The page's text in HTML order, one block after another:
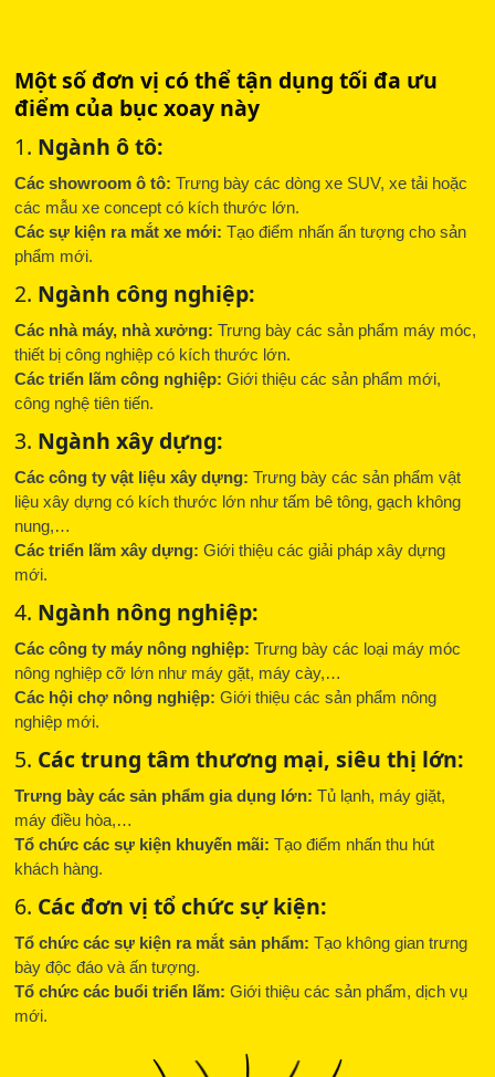
Một số đơn vị có thể tận dụng tối đa ưu
điểm của bục xoay này
1. Ngành ô tô:
Các showroom ô tô: Trưng bày các dòng xe SUV, xe tải hoặc
các mẫu xe concept có kích thước lớn.
Các sự kiện ra mắt xe mới: Tạo điểm nhấn ấn tượng cho sản
phẩm mới.
2. Ngành công nghiệp:
Các nhà máy, nhà xưởng: Trưng bày các sản phẩm máy móc,
thiết bị công nghiệp có kích thước lớn.
Các triển lãm công nghiệp: Giới thiệu các sản phẩm mới,
công nghệ tiên tiến.
3. Ngành xây dựng:
Các công ty vật liệu xây dựng: Trưng bày các sản phẩm vật
liệu xây dựng có kích thước lớn như tấm bê tông, gạch không
nung,…
Các triển lãm xây dựng: Giới thiệu các giải pháp xây dựng
mới.
4. Ngành nông nghiệp:
Các công ty máy nông nghiệp: Trưng bày các loại máy móc
nông nghiệp cỡ lớn như máy gặt, máy cày,…
Các hội chợ nông nghiệp: Giới thiệu các sản phẩm nông
nghiệp mới.
5. Các trung tâm thương mại, siêu thị lớn:
Trưng bày các sản phẩm gia dụng lớn: Tủ lạnh, máy giặt,
máy điều hòa,…
Tổ chức các sự kiện khuyến mãi: Tạo điểm nhấn thu hút
khách hàng.
6. Các đơn vị tổ chức sự kiện:
Tổ chức các sự kiện ra mắt sản phẩm: Tạo không gian trưng
bày độc đáo và ấn tượng.
Tổ chức các buổi triển lãm: Giới thiệu các sản phẩm, dịch vụ
mới.